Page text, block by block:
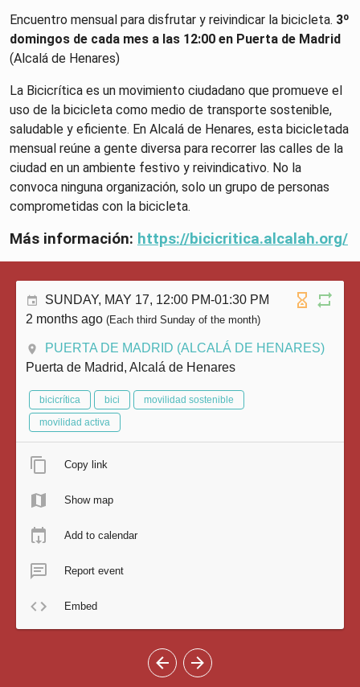
Encuentro mensual para disfrutar y reivindicar la bicicleta. 3º
domingos de cada mes a las 12:00 en Puerta de Madrid
(Alcalá de Henares)
La Bicicrítica es un movimiento ciudadano que promueve el
uso de la bicicleta como medio de transporte sostenible,
saludable y eficiente. En Alcalá de Henares, esta bicicletada
mensual reúne a gente diversa para recorrer las calles de la
ciudad en un ambiente festivo y reivindicativo. No la
convoca ninguna organización, solo un grupo de personas
comprometidas con la bicicleta.
Más información: https://bicicritica.alcalah.org/
SUNDAY, MAY 17, 12:00 PM-01:30 PM
2 months ago (Each third Sunday of the month)
PUERTA DE MADRID (ALCALÁ DE HENARES)
Puerta de Madrid, Alcalá de Henares
bicicrítica bici
movilidad sostenible
movilidad activa
Copy link
Show map
Add to calendar
Report event
Embed